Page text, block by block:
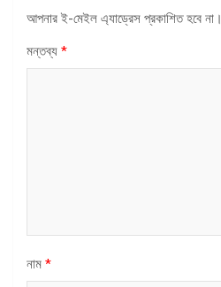
আপনার ই-মেইল এ্যাড্রেস প্রকাশিত হবে না।
মন্তব্য *
নাম *